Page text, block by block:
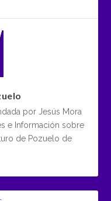
por Jesús Mora
e Información sobre
de Pozuelo de